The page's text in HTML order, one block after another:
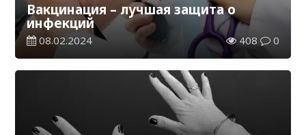
Вакцинация – лучшая защита о
инфекций
08.02.2024 408 0